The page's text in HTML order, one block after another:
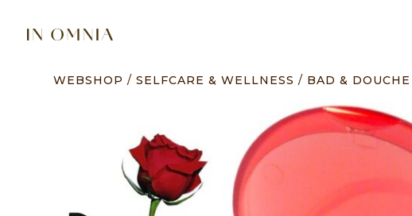
WEBSHOP /SELFCARE & WELLNESS / BAD & DOUCHE